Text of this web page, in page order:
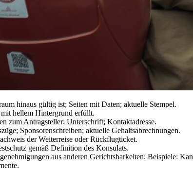
hinaus gültig ist; Seiten mit Daten; aktuelle Stempel.
hellem Hintergrund erfüllt.
zum Antragsteller; Unterschrift; Kontaktadresse.
Sponsorenschreiben; aktuelle Gehaltsabrechnungen.
der Weiterreise oder Rückflugticket.
gemäß Definition des Konsulats.
aus anderen Gerichtsbarkeiten; Beispiele: